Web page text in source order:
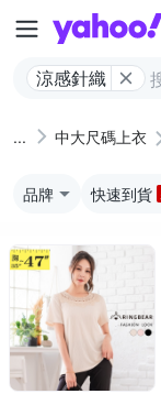
涼感針織
中大尺碼上衣
品牌 快速到貨